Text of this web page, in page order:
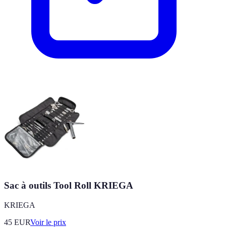
Sac à outils Tool Roll KRIEGA
KRIEGA
45 EURVoir le prix